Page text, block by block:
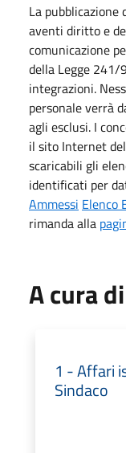
La
aventi diritto e
comunicazione
della Legge 241/
integrazioni.
personale verrà
agli esclusi. I
il sito Internet
scaricabili gli
identificati per
Ammessi Elenco
rimanda alla
A cura di
1 - Affari
Sindaco